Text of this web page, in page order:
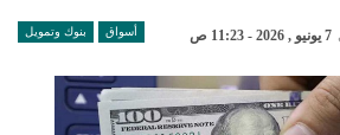
أسواق بنوك وتمويل 7 يونيو , 2026 - 11:23 ص